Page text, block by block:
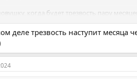
когда будет трезвость пару
деле трезвость наступит месяца